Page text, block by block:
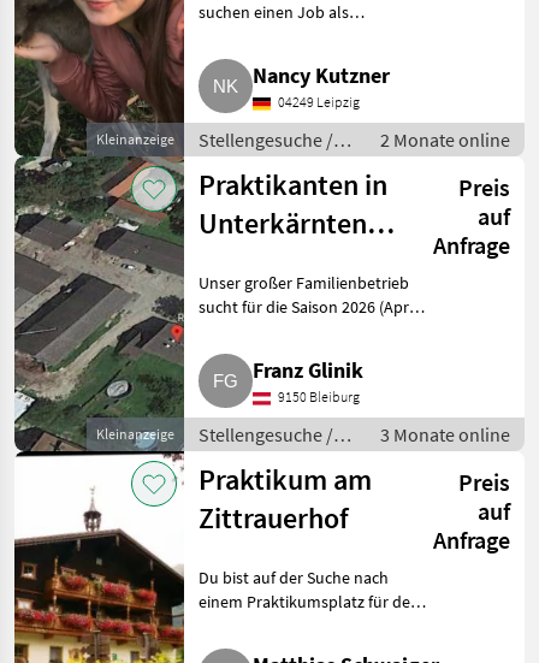
Kleinanzeige
suchen einen Job als
Kost und Logis. Wir wären ab
sofort 1, 5 Monate einsatzbereit.
Wir arbeiten gründlich
Nancy Kutzner
04249 Leipzig
Stellengesuche /
Praktika
2 Monate online
Kleinanzeige
Praktikanten in
Unterkärnten
Preis
auf
Anfrage
Unser großer Familienbetrieb
sucht für die Saison 2026 (April-
Wirtschaft ist geteilt,
konventioneller
Mutterkuhbetrieb, 180 Stk.
Weidev
Franz Glinik
9150 Bleiburg
Stellengesuche /
Praktika
3 Monate online
Praktikum am
Zittrauerhof
Preis
auf
Anfrage
Du bist auf der Suche nach
einem Praktikumsplatz für den
bist du bei uns genau richtig.